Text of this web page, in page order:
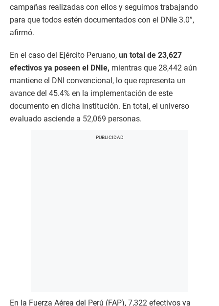
campañas realizadas con ellos y seguimos trabajando
para que todos estén documentados con el DNIe 3.0”,
afirmó.
En el caso del Ejército Peruano, un total de 23,627
efectivos ya poseen el DNIe, mientras que 28,442 aún
mantiene el DNI convencional, lo que representa un
avance del 45.4% en la implementación de este
documento en dicha institución. En total, el universo
evaluado asciende a 52,069 personas.
En la Fuerza Aérea del Perú (FAP), 7,322 efectivos ya